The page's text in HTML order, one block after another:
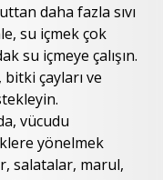
daha fazla sıvı
su içmek çok
su içmeye çalışın.
bitki çayları ve
vücudu
yönelmek
salatalar, marul,